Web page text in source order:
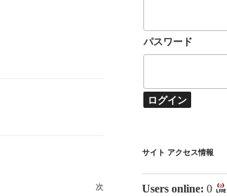
次
次
パスワード
サイト アクセス情報
Users online: 0